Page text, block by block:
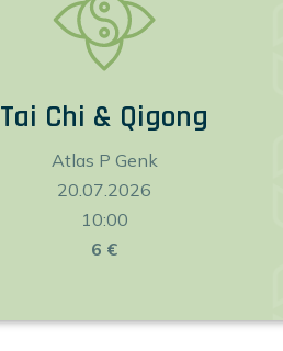
Tai Chi & Qigong
Atlas P Genk
20.07.2026
10:00
6 €